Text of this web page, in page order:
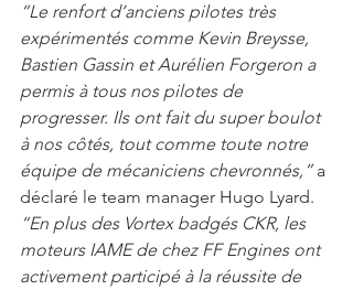
“Le renfort d’anciens pilotes très
expérimentés comme Kevin Breysse,
Bastien Gassin et Aurélien Forgeron a
permis à tous nos pilotes de
progresser. Ils ont fait du super boulot
à nos côtés, tout comme toute notre
équipe de mécaniciens chevronnés,” a
déclaré le team manager Hugo Lyard.
“En plus des Vortex badgés CKR, les
moteurs IAME de chez FF Engines ont
activement participé à la réussite de